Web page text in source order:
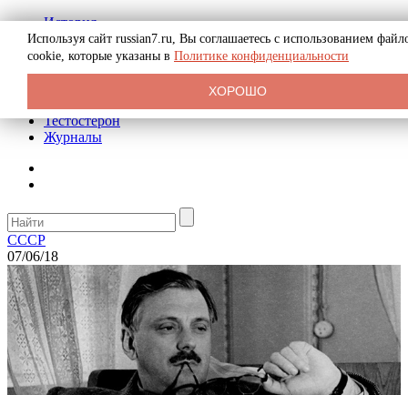
История
Биография
Криминал
Реклама на сайте
Тестостерон
Журналы
СССР
07/06/18
Используя сайт russian7.ru, Вы соглашаетесь с использованием
cookie, которые указаны в Политике конфиденциальности
ХОРОШО